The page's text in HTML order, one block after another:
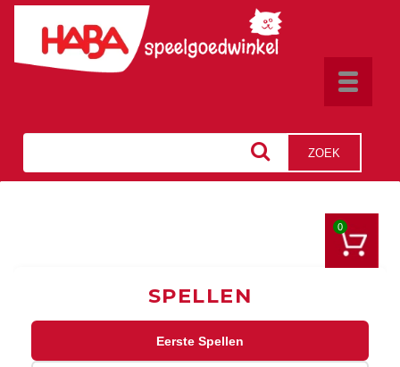
Toggle
ZOEK
0
SPELLEN
Eerste Spellen